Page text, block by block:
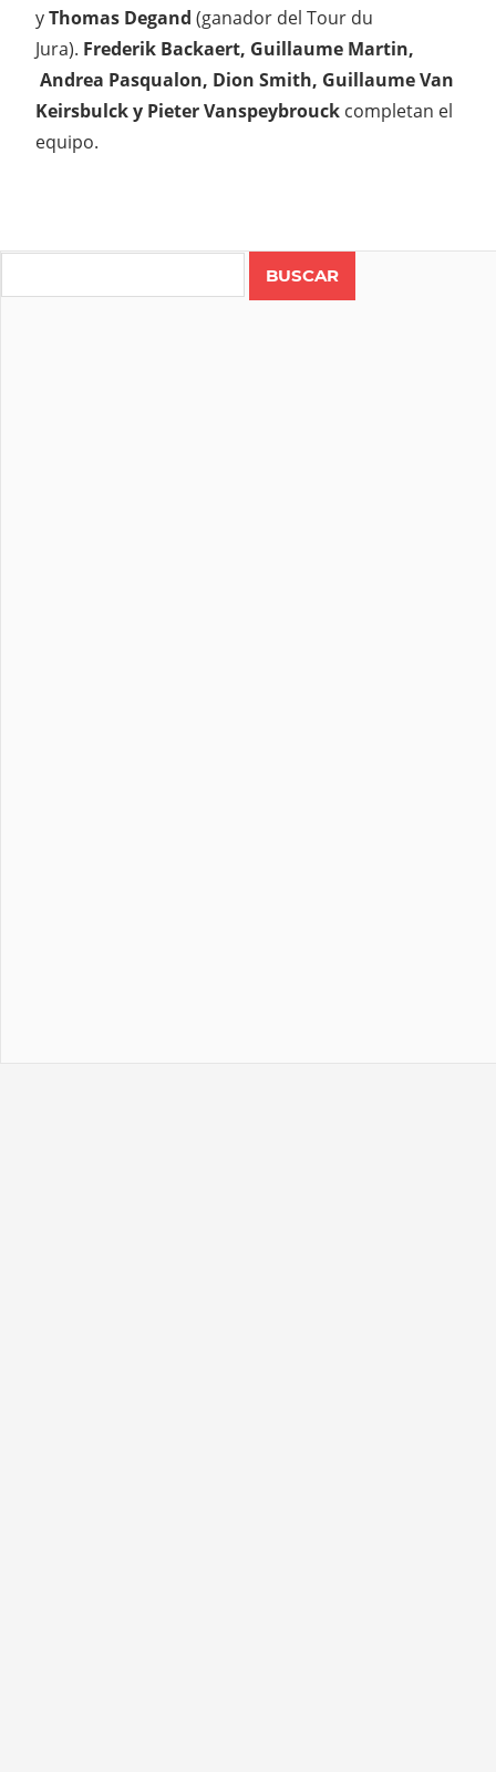
yThomas Degand (ganador del Tour du
Jura). Frederik Backaert, Guillaume Martin,
Andrea Pasqualon, Dion Smith, Guillaume Van
Keirsbulck y Pieter Vanspeybrouck completan el
equipo.